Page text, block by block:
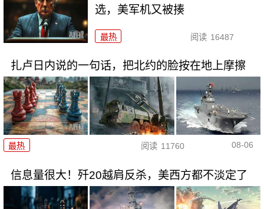
选，美军机又被揍
最热 阅读 16487
扎卢日内说的一句话，把北约的脸按在地上摩擦
最热 阅读 11760 08-06
信息量很大！歼20越肩反杀，美西方都不淡定了